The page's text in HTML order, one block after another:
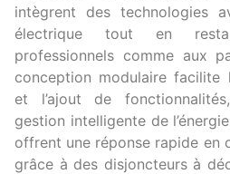
intègrent des technologies
électrique tout en
professionnels comme aux
conception modulaire facilite
et l’ajout de
gestion intelligente de
offrent une réponse rapide en
grâce à des disjoncteurs à